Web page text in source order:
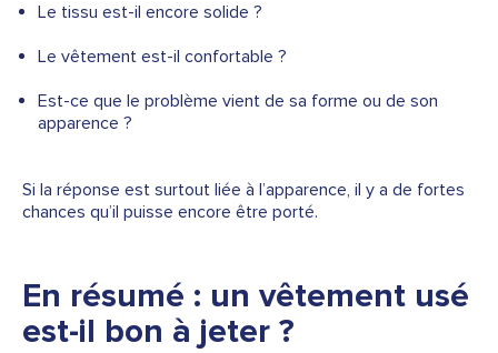
Le tissu est-il encore solide ?
Le vêtement est-il confortable ?
Est-ce que le problème vient de sa forme ou de son
apparence ?
Si la réponse est surtout liée à l’apparence, il y a de fortes
chances qu’il puisse encore être porté.
En résumé : un vêtement usé
est-il bon à jeter ?